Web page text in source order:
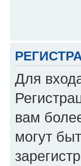
Для
вам
могут